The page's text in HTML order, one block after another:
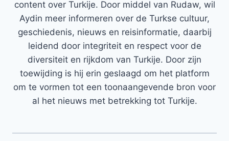
content over Turkije. Door middel van Rudaw, wil
Aydin meer informeren over de Turkse cultuur,
geschiedenis, nieuws en reisinformatie, daarbij
leidend door integriteit en respect voor de
diversiteit en rijkdom van Turkije. Door zijn
toewijding is hij erin geslaagd om het platform
om te vormen tot een toonaangevende bron voor
al het nieuws met betrekking tot Turkije.